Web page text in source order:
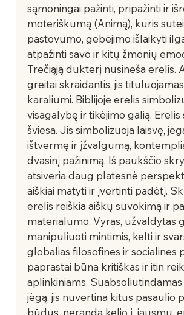
sąmoningai pažinti, pripažinti ir
moteriškumą (Animą), kuris
pastovumo, gebėjimo išlaikyti
atpažinti savo ir kitų žmonių
Trečiąją dukterį nusineša erelis.
greitai skraidantis, jis
karaliumi. Biblijoje erelis
visagalybę ir tikėjimo galią. Erelis
šviesa. Jis simbolizuoja laisvę,
ištvermę ir įžvalgumą,
dvasinį pažinimą. Iš paukščio
atsiveria daug platesnė
aiškiai matyti ir įvertinti padėtį.
erelis reiškia aiškų suvokimą ir
materialumo. Vyras, užvaldytas
manipuliuoti mintimis, kelti ir
globalias filosofines ir socialines
paprastai būna kritiškas ir itin
aplinkiniams.
jėgą, jis nuvertina kitus pasaulio
būdus, neranda kelio į  jausmų,